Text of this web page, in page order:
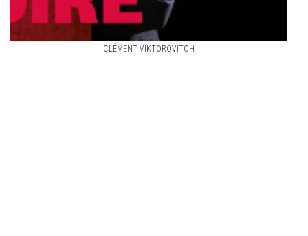
CLÉMENT VIKTOROVITCH